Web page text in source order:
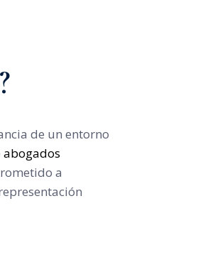
de un entorno
abogados
a